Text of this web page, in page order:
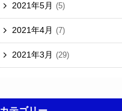
2021年5月 (5)
2021年4月 (7)
2021年3月 (29)